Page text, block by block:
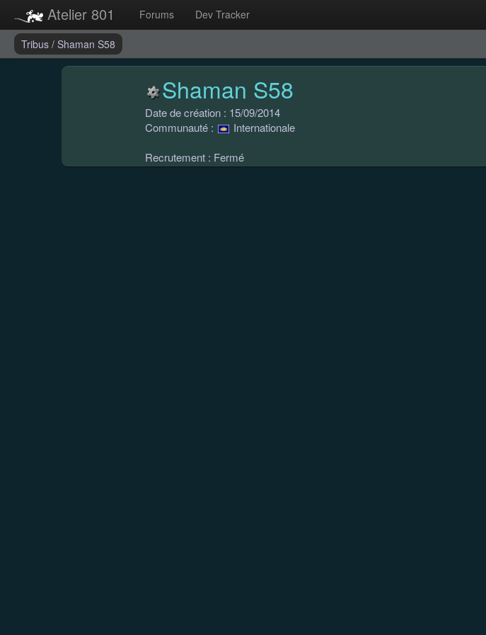
Atelier 801 Forums Dev Tracker
Tribus / Shaman S58
Shaman S58
Date de création : 15/09/2014
Communauté :
Internationale
Recrutement : Fermé